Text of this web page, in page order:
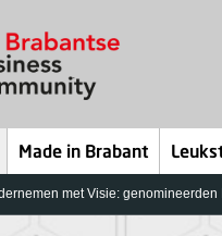
Made in Brabant
met Visie: genomineerden